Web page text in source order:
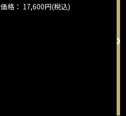
価格： 17,600円(税込)